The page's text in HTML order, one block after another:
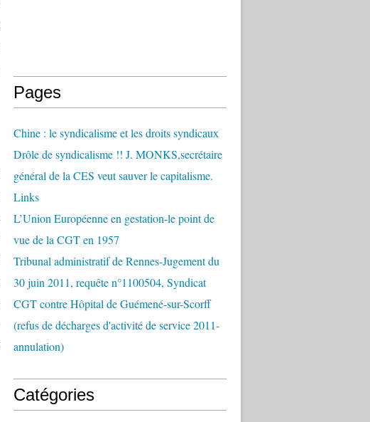
Pages
Chine : le syndicalisme et les droits syndicaux
Drôle de syndicalisme !! J. MONKS,secrétaire
général de la CES veut sauver le capitalisme.
Links
L’Union Européenne en gestation-le point de
vue de la CGT en 1957
Tribunal administratif de Rennes-Jugement du
30 juin 2011, requête n°1100504, Syndicat
CGT contre Hôpital de Guémené-sur-Scorff
(refus de décharges d'activité de service 2011-
annulation)
Catégories